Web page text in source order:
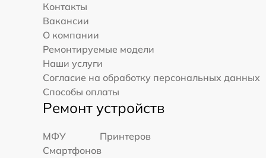
Контакты
Вакансии
О компании
Ремонтируемые модели
Наши услуги
Согласие на обработку персональных данных
Способы оплаты
Ремонт устройств
МФУ
Принтеров
Смартфонов